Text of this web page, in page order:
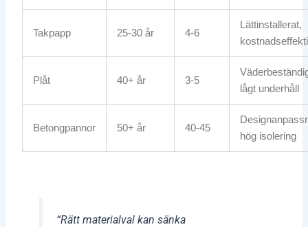
Takpapp 25-30 år 4-6
Lättinstallerat,
Plåt 40+ år 3-5
lågt underhåll
Betongpannor 50+ år 40-45
hög isolering
“Rätt materialval kan sänka